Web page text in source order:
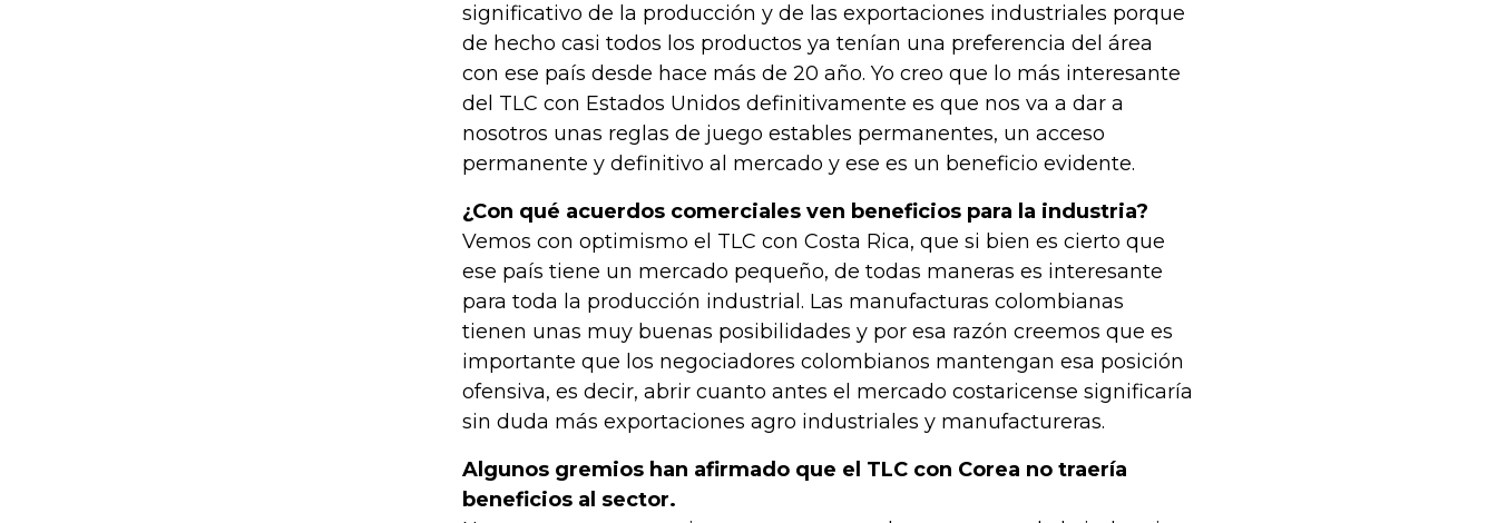
significativo de la producción y de las exportaciones industriales porque
de hecho casi todos los productos ya tenían una preferencia del área
con ese país desde hace más de 20 año. Yo creo que lo más interesante
del TLC con Estados Unidos definitivamente es que nos va a dar a
nosotros unas reglas de juego estables permanentes, un acceso
permanente y definitivo al mercado y ese es un beneficio evidente.
¿Con qué acuerdos comerciales ven beneficios para la industria?
Vemos con optimismo el TLC con Costa Rica, que si bien es cierto que
ese país tiene un mercado pequeño, de todas maneras es interesante
para toda la producción industrial. Las manufacturas colombianas
tienen unas muy buenas posibilidades y por esa razón creemos que es
importante que los negociadores colombianos mantengan esa posición
ofensiva, es decir, abrir cuanto antes el mercado costaricense significaría
sin duda más exportaciones agro industriales y manufactureras.
Algunos gremios han afirmado que el TLC con Corea no traería
beneficios al sector.